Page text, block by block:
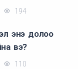
194
энэ долоо
вэ?
110